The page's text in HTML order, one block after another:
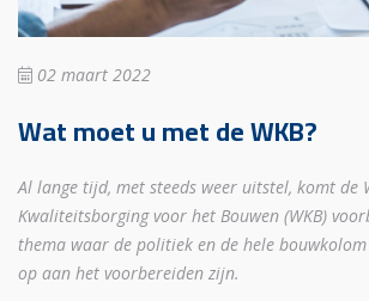
02 maart 2022
Wat moet u met de WKB?
Al lange tijd, met steeds weer uitstel, komt de
Kwaliteitsborging voor het Bouwen (WKB)
thema waar de politiek en de hele
op aan het voorbereiden zijn.